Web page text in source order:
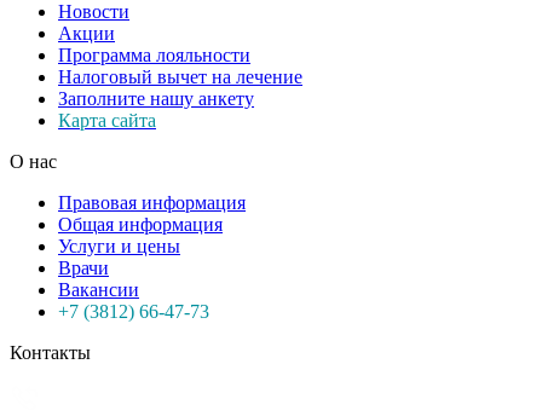
Новости
Акции
Программа лояльности
Налоговый вычет на лечение
Заполните нашу анкету
Карта сайта
О нас
Правовая информация
Общая информация
Услуги и цены
Врачи
Вакансии
+7 (3812) 66-47-73
Контакты